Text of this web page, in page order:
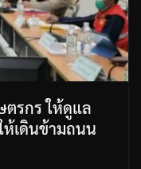
ตรกร ให้ดูแล
ห้เดินข้ามถนน